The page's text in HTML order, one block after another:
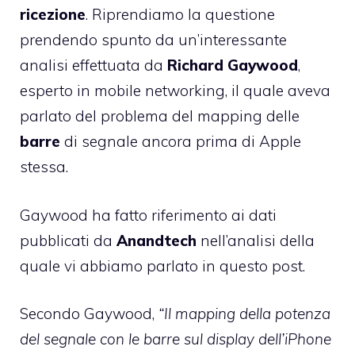
ricezione. Riprendiamo la questione
prendendo spunto da un’interessante
analisi effettuata da Richard Gaywood,
esperto in mobile networking, il quale aveva
parlato del problema del mapping delle
barre di segnale ancora prima di Apple
stessa.
Gaywood ha fatto riferimento ai dati
pubblicati da Anandtech nell’analisi della
quale vi abbiamo parlato in questo post.
Secondo Gaywood, “Il mapping della potenza
del segnale con le barre sul display dell’iPhone